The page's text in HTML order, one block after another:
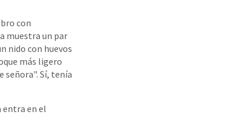
con
muestra un par
nido con huevos
más ligero
señora". Sí, tenía
entra en el